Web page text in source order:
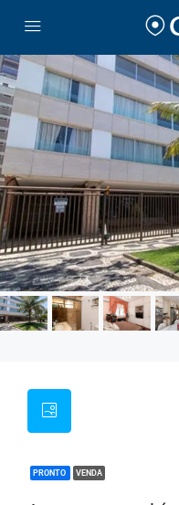
PRONTO VENDA